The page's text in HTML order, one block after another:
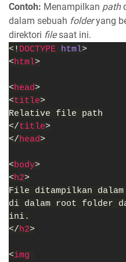
Contoh: Menampilkan path
dalam sebuah folderyang
direktori filesaat ini.
<! DOCTYPE html>
<html>
<head>
<title>
Relative file path
</title>
</head>
<body>
<h2>
File ditampilkan
di dalam root folder
ini.
</h2>
<img